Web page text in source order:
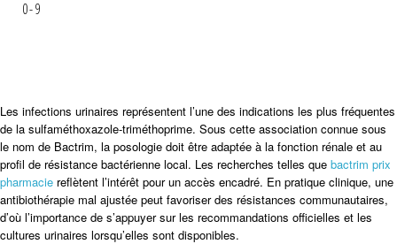
0-9
Les infections urinaires représentent l’une des indications les plus fréquentes
de la sulfaméthoxazole-triméthoprime. Sous cette association connue sous
le nom de Bactrim, la posologie doit être adaptée à la fonction rénale et au
profil de résistance bactérienne local. Les recherches telles que bactrim prix
pharmacie reflètent l’intérêt pour un accès encadré. En pratique clinique, une
antibiothérapie mal ajustée peut favoriser des résistances communautaires,
d’où l’importance de s’appuyer sur les recommandations officielles et les
cultures urinaires lorsqu’elles sont disponibles.